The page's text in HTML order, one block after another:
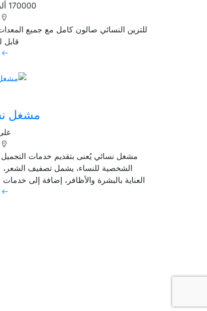
170000 ألف ر.س
للتزين النسائي صالون كامل مع جميع
قابل
مشغل
مشغل نسائي يُعنى بتقديم خدمات التجميل
الشخصية للنساء، يشمل تصفيف الشعر،
العناية بالبشرة والأظافر، إضافة إلى خدمات